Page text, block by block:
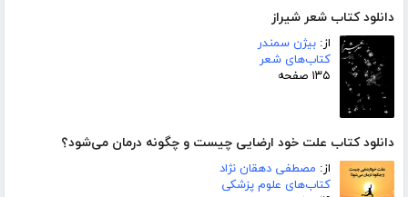
دانلود کتاب شعر شیراز
از: بیژن سمندر
کتاب‌های شعر
۱۳۵ صفحه
دانلود کتاب علت خود ارضایی چیست و چگونه درمان می‌شود؟
از: مصطفی دهقان نژاد
کتاب‌های علوم پزشکی